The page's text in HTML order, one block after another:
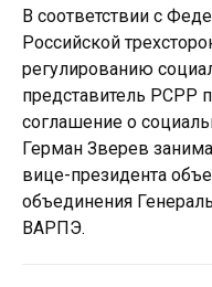
В соответствии с
Российской
регулированию
представитель РСРР
соглашение о
Герман Зверев
вице-президента
объединения
ВАРПЭ.